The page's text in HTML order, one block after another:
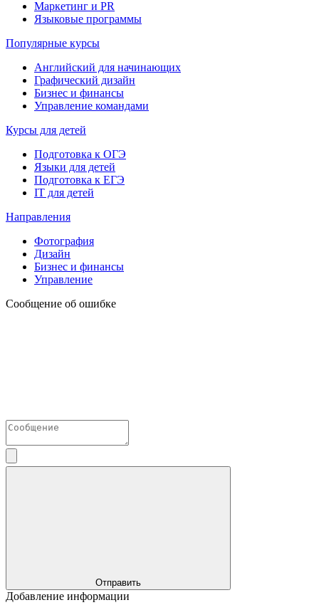
Маркетинг и PR
Языковые программы
Популярные курсы
Английский для начинающих
Графический дизайн
Бизнес и финансы
Управление командами
Курсы для детей
Подготовка к ОГЭ
Языки для детей
Подготовка к ЕГЭ
IT для детей
Направления
Фотография
Дизайн
Бизнес и финансы
Управление
Сообщение об ошибке
Отправить
Добавление информации